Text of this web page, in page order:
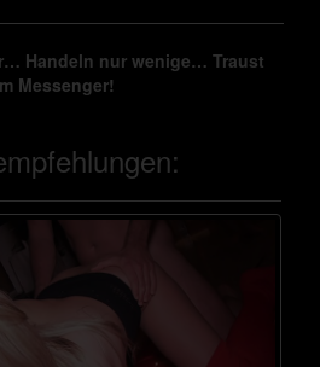
Handeln nur wenige… Traust
Messenger!